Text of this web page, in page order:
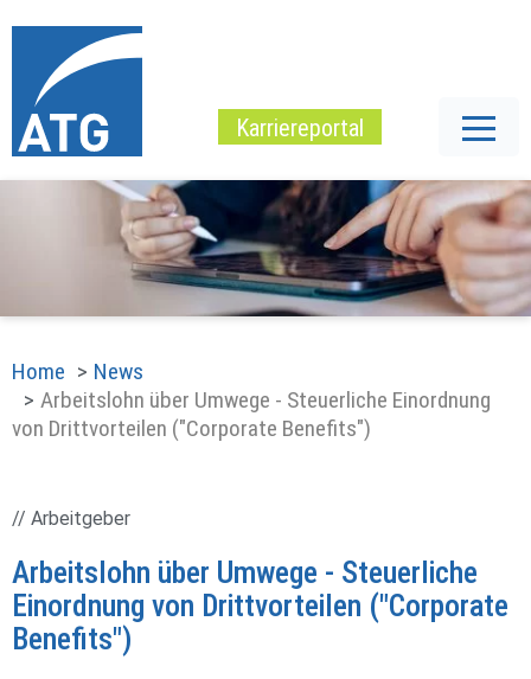
Karriereportal
Home
News
Arbeitslohn über Umwege - Steuerliche Einordnung
von Drittvorteilen ("Corporate Benefits")
// Arbeitgeber
Arbeitslohn über Umwege - Steuerliche
Einordnung von Drittvorteilen ("Corporate
Benefits")